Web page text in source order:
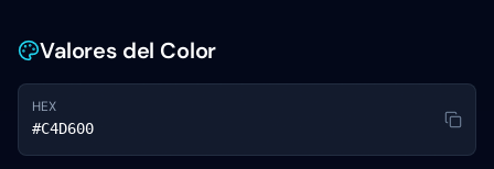
Valores del Color
HEX
#C4D600